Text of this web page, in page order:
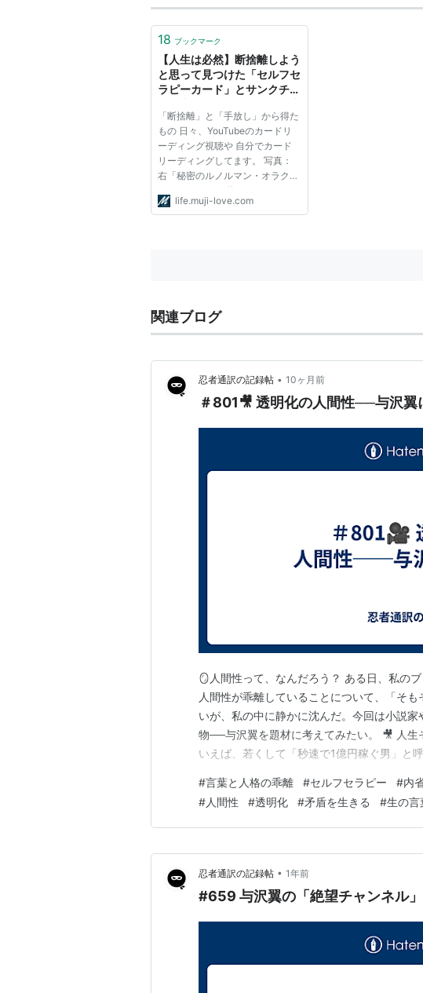
18 ブックマーク
【人生は必然】断捨離しよう
と思って見つけた「セルフセ
ラピーカード」とサンクチュ
「断捨離」と「手放し」から得た
もの 日々、YouTubeのカードリ
ーディング視聴や 自分でカード
リーディングしてます。 写真：
右「秘密のルノルマン・オラクル
カード」 （よく使ってるものの
箱です＾＾） その中で、最近よ
life.muji-love.com
関連ブログ
忍者通訳の記録帖 • 10ヶ月前
＃801🎥 透明化の人間性──与沢翼
🪞人間性って、なんだろう？ ある日、私の
人間性が乖離していることについて、「そ
いが、私の中に静かに沈んだ。今回は小説
物──与沢翼を題材に考えてみたい。 🎥 人生
いえば、若くして「秒速で1億円稼ぐ男」と
いる。 一見すればそれは「演出」にも思え
の語りはむしろ セルフセラピー に近いので
#言葉と人格の乖離 #セルフセラピー #内
#人間性 #透明化 #矛盾を生きる #生の言
忍者通訳の記録帖 • 1年前
#659 与沢翼の「絶望チャンネル